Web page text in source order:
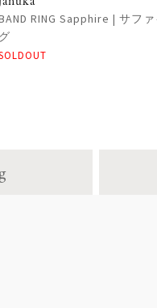
RING Sapphire | サフ
グ